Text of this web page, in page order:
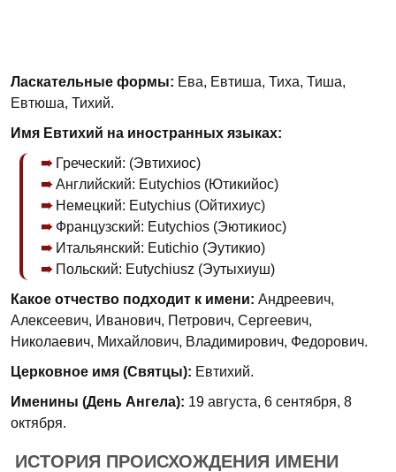
Ласкательные формы: Ева, Евтиша, Тиха, Тиша,
Евтюша, Тихий.
Имя Евтихий на иностранных языках:
Греческий: (Эвтихиос)
Английский: Eutychios (Ютикийос)
Немецкий: Eutychius (Ойтихиус)
Французский: Eutychios (Эютикиос)
Итальянский: Eutichio (Эутикио)
Польский: Eutychiusz (Эутыхиуш)
Какое отчество подходит к имени: Андреевич,
Алексеевич, Иванович, Петрович, Сергеевич,
Николаевич, Михайлович, Владимирович, Федорович.
Церковное имя (Святцы): Евтихий.
Именины (День Ангела): 19 августа, 6 сентября, 8
октября.
ИСТОРИЯ ПРОИСХОЖДЕНИЯ ИМЕНИ